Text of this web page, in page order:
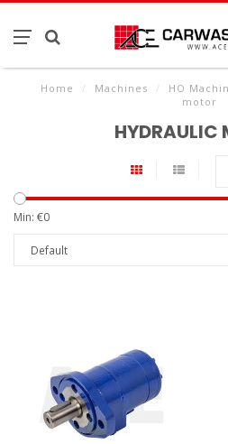
Home / Machines / HO
motor
HYDRAULIC
Min: €0
Default